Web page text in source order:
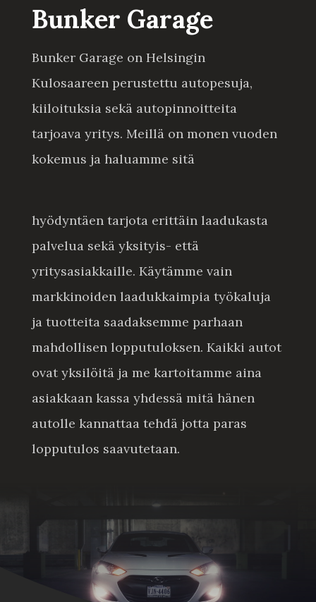
Bunker Garage
Bunker Garage on Helsingin
Kulosaareen perustettu autopesuja,
kiiloituksia sekä autopinnoitteita
tarjoava yritys. Meillä on monen vuoden
kokemus ja haluamme sitä
hyödyntäen tarjota erittäin laadukasta
palvelua sekä yksityis- että
yritysasiakkaille. Käytämme vain
markkinoiden laadukkaimpia työkaluja
ja tuotteita saadaksemme parhaan
mahdollisen lopputuloksen. Kaikki autot
ovat yksilöitä ja me kartoitamme aina
asiakkaan kassa yhdessä mitä hänen
autolle kannattaa tehdä jotta paras
lopputulos saavutetaan.